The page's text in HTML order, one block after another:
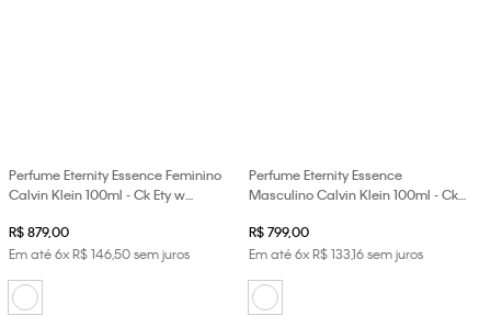
Perfume Eternity Essence Feminino
Calvin Klein 100ml - Ck Ety w
R$879,00
Em até6xR$14650sem juros
Perfume Eternity Essence
Masculino Calvin Klein 100ml - Ck
R$799,00
Em até6xR$13316sem juros